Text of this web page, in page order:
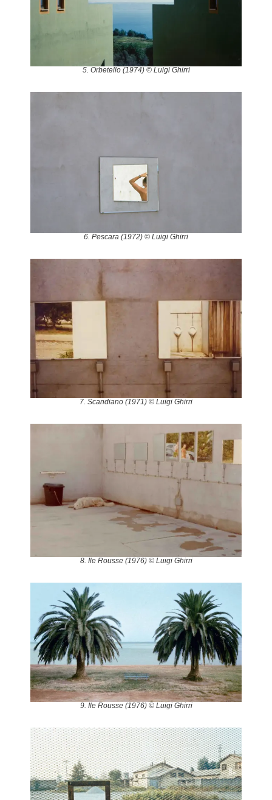
5. Orbetello (1974) © Luigi Ghirri
6. Pescara (1972) © Luigi Ghirri
7. Scandiano (1971) © Luigi Ghirri
8. Ile Rousse (1976) © Luigi Ghirri
9. Ile Rousse (1976) © Luigi Ghirri